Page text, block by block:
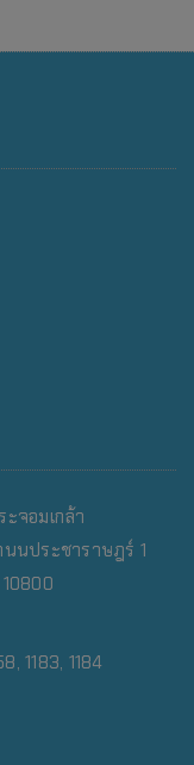
จอมเกล้า
นนประชาราษฎร์ 1
1183, 1184